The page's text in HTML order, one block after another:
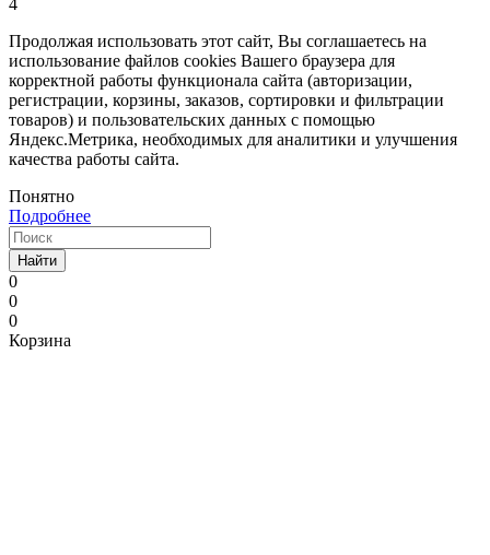
Продолжая использовать этот сайт, Вы соглашаетесь на
использование файлов cookies Вашего браузера для
корректной работы функционала сайта (авторизации,
регистрации, корзины, заказов, сортировки и фильтрации
товаров) и пользовательских данных с помощью
Яндекс.Метрика, необходимых для аналитики и улучшения
качества работы сайта.
Понятно
Подробнее
Найти
0
0
0
Корзина